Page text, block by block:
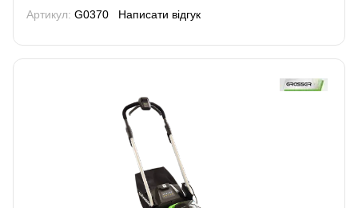
Артикул: G0370 Написати відгук